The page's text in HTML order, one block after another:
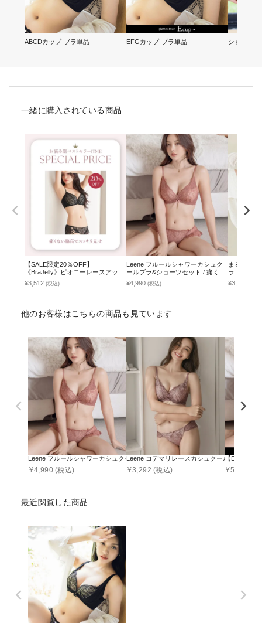
ABCDカップ-ブラ単品 EFGカップ-ブラ単品 ショーツ-
一緒に購入されている商品
【SALE限定20％OFF】
《BraJelly》ピオニーレースアップ
ブラ＆ショーツ
¥3,512 (税込)
Leene フルールシャワーカシュク
ールブラ&ショーツセット / 痛くな
い脇高谷間ブラ
¥4,990 (税込)
まるごと
ラ「ラク
なし
¥3,231
他のお客様はこちらの商品も見ています
Leene フルールシャワーカシュクールブラ&ショーツセット / 痛くない脇高谷間
¥4,990 (税込)
Leene コデマリレースカシュクールブラ&シ
¥3,292 (税込)
【EFGカッ
¥5,990
最近閲覧した商品